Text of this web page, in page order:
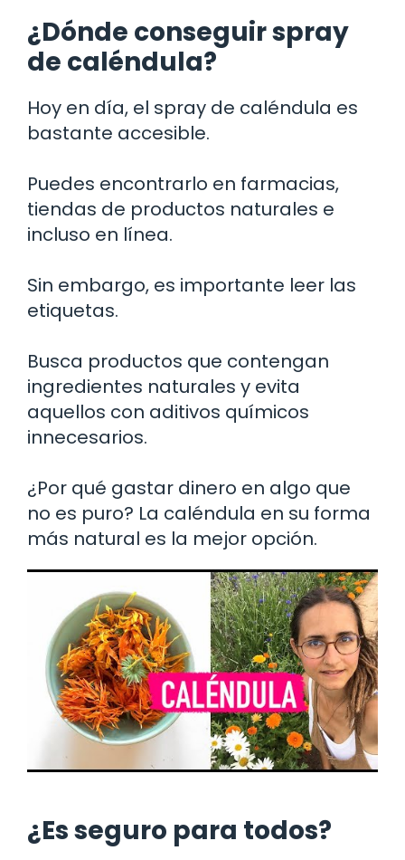
¿Dónde conseguir spray
de caléndula?
Hoy en día, el spray de caléndula es
bastante accesible.
Puedes encontrarlo en farmacias,
tiendas de productos naturales e
incluso en línea.
Sin embargo, es importante leer las
etiquetas.
Busca productos que contengan
ingredientes naturales y evita
aquellos con aditivos químicos
innecesarios.
¿Por qué gastar dinero en algo que
no es puro? La caléndula en su forma
más natural es la mejor opción.
¿Es seguro para todos?